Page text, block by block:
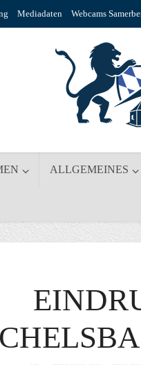
Mediadaten Webcams
ALLGEMEINES